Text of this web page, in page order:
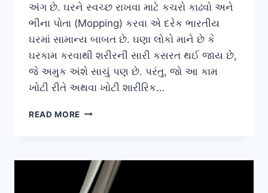
અંગ છે. ઘરને સ્વચ્છ રાખવા માટે કચરો કાઢવો અને
ભીના પોતા (Mopping) કરવા એ દરેક ભારતીય
ઘરમાં સામાન્ય બાબત છે. ઘણા લોકો માને છે કે
ઘરકામ કરવાથી શરીરની સારી કસરત થઈ જાય છે,
જે અમુક અંશે સાચું પણ છે. પરંતુ, જો આ કામ
ખોટી રીતે અથવા ખોટી શારીરિક…
READ MORE ઘરમાં
વખતે
(MOPPING)
વાંકા